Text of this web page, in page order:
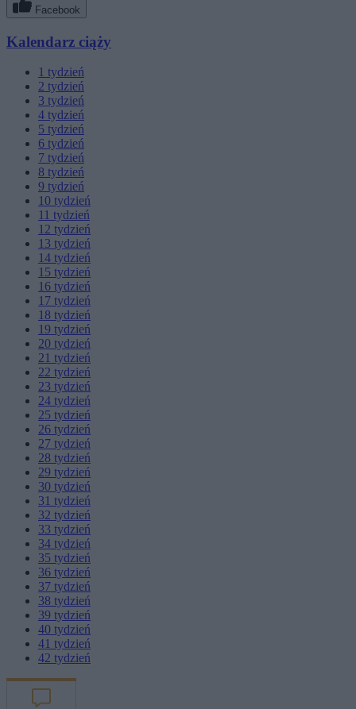
Facebook
Kalendarz ciąży
1 tydzień
2 tydzień
3 tydzień
4 tydzień
5 tydzień
6 tydzień
7 tydzień
8 tydzień
9 tydzień
10 tydzień
11 tydzień
12 tydzień
13 tydzień
14 tydzień
15 tydzień
16 tydzień
17 tydzień
18 tydzień
19 tydzień
20 tydzień
21 tydzień
22 tydzień
23 tydzień
24 tydzień
25 tydzień
26 tydzień
27 tydzień
28 tydzień
29 tydzień
30 tydzień
31 tydzień
32 tydzień
33 tydzień
34 tydzień
35 tydzień
36 tydzień
37 tydzień
38 tydzień
39 tydzień
40 tydzień
41 tydzień
42 tydzień